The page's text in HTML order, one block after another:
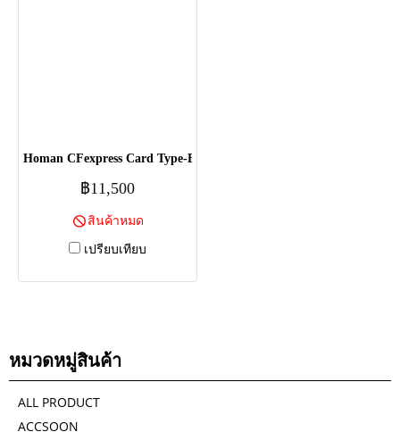
Homan CFexpress Card Type-B - 512GB
฿11,500
สินค้าหมด
เปรียบเทียบ
หมวดหมู่สินค้า
ALL PRODUCT
ACCSOON